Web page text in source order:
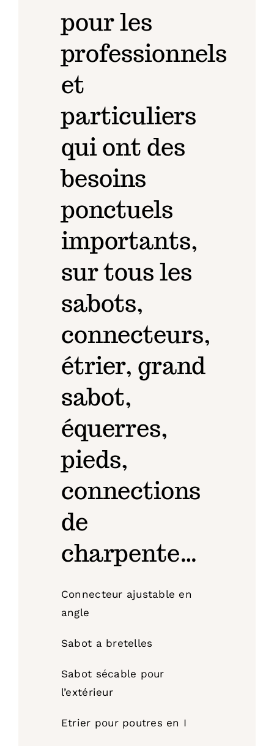
pour les
professionnels
et
particuliers
qui ont des
besoins
ponctuels
importants,
sur tous les
sabots,
connecteurs,
étrier, grand
sabot,
équerres,
pieds,
connections
de
charpente…
Connecteur ajustable en
angle
Sabot a bretelles
Sabot sécable pour
l’extérieur
Etrier pour poutres en I